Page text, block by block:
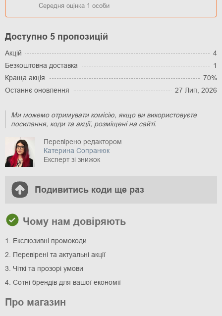
Середня оцінка 1 особи
Доступно 5 пропозицій
Акцій
4
Безкоштовна доставка
1
Краща акція
70%
Останнє оновлення
27 Лип, 2026
Ми можемо отримувати комісію, якщо ви використовуєте
посилання, коди та акції, розміщені на сайті.
Перевірено редактором
Катерина Сопранюк
Експерт зі знижок
Подивитись коди ще раз
Чому нам довіряють
1. Екслюзивні промокоди
2. Перевірені та актуальні акції
3. Чіткі та прозорі умови
4. Сотні брендів для вашої економії
Про магазин